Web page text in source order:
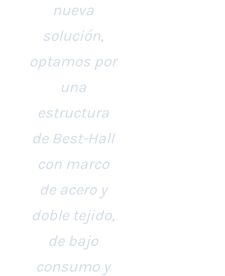
nueva
solución,
optamos por
una
estructura
de Best-Hall
con marco
de acero y
doble tejido,
de bajo
consumo y